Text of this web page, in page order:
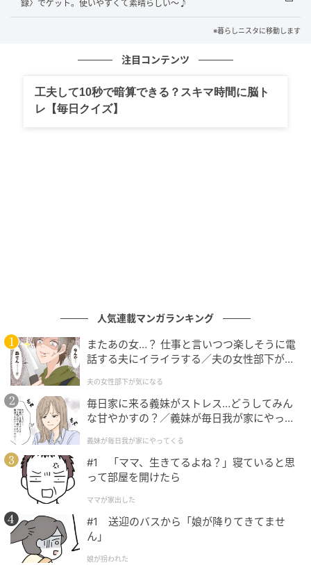
ランチトートと保冷・保温巾着の豪華2点セット。
みましょう！
ドラマチックなレッドが印象的なランチトート。サイ
ズは約縦21×幅30×マチ15cm（最大）です。
録〉でゲット。使いやすくて素晴らしい～♪
※暮らしニスタに移動します
注目コンテンツ
工夫して10秒で暗算できる？スキマ時間に脳ト
レ【毎日クイズ】
人気連載マンガランキング
またあの女…？ 仕事と言いつつ楽しそうに電
話する夫にイライラする／夫の女性部下が気
夫の女性部下が気になる
毎日家に来る義妹がストレス…どうしてみん
な甘やかすの？／義妹が毎日我が家にやって
が】
義妹が毎日我が家にやってくる
#1 「ママ、生きてるよね？」寝ていると思
って部屋を開けたら
ママが家出した
#1 送迎のバスから「娘が降りてきてませ
ん」
娘が拐われた